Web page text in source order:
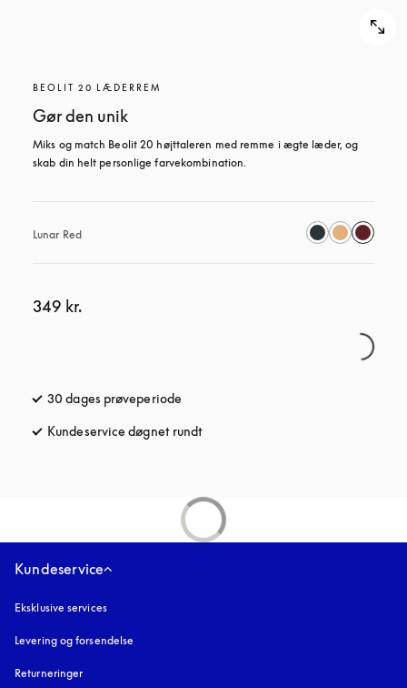
BEOLIT 20 LÆDERREM
Gør den unik
Miks og match Beolit 20 højttaleren med remme i ægte læder, og
skab din helt personlige farvekombination.
Lunar Red
349 kr.
30 dages prøveperiode
Kundeservice døgnet rundt
Kundeservice
Eksklusive services
Levering og forsendelse
Returneringer